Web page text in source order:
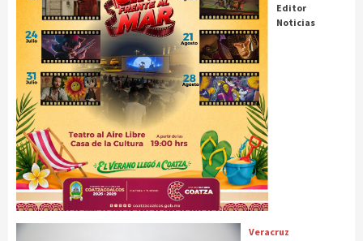
Editor
Noticias
Veracruz